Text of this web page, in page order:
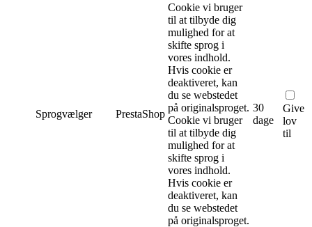
Sprogvælger PrestaShop
Cookie vi bruger
til at tilbyde dig
mulighed for at
skifte sprog i
vores indhold.
Hvis cookie er
deaktiveret, kan
du se webstedet
på originalsproget.
Cookie vi bruger
til at tilbyde dig
mulighed for at
skifte sprog i
vores indhold.
Hvis cookie er
deaktiveret, kan
du se webstedet
på originalsproget.
30
dage
Give
lov
til